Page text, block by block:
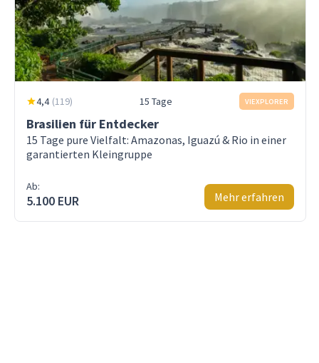
4,4 (119) 15 Tage VIEXPLORER
Brasilien für Entdecker
15 Tage pure Vielfalt: Amazonas, Iguazú & Rio in einer
garantierten Kleingruppe
Ab:
5.100 EUR Mehr erfahren